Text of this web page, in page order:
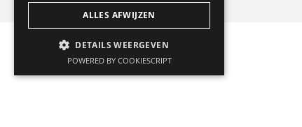
ALLES AFWIJZEN
DETAILS WEERGEVEN
POWERED BY COOKIESCRIPT